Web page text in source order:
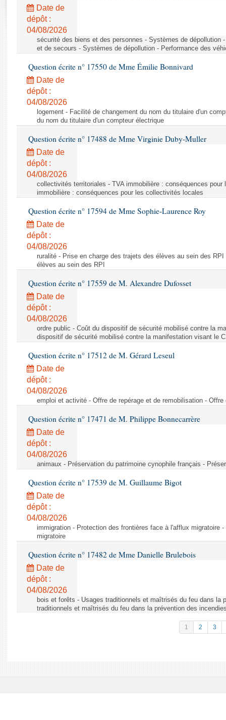
Rapports législatifs
Rapports sur l'application des lois
Baromètre de l’application des lois
Dossiers législatifs
Budget et sécurité sociale
Questions écrites et orales
Comptes rendus des débats
Date de
dépôt :
04/08/2026
sécurité des biens et des personnes - Systèmes de dépollution
et de secours - Systèmes de dépollution - Performance des
Question écrite n° 17550 de Mme Émilie Bonnivard
Date de
dépôt :
04/08/2026
logement - Facilité de changement du nom du titulaire d'un
du nom du titulaire d'un compteur électrique
Question écrite n° 17488 de Mme Virginie Duby-Muller
Date de
dépôt :
04/08/2026
collectivités territoriales - TVA immobilière : conséquences
immobilière : conséquences pour les collectivités locales
Question écrite n° 17594 de Mme Sophie-Laurence Roy
Date de
dépôt :
04/08/2026
ruralité - Prise en charge des trajets des élèves au sein des
élèves au sein des RPI
Question écrite n° 17559 de M. Alexandre Dufosset
Date de
dépôt :
04/08/2026
ordre public - Coût du dispositif de sécurité mobilisé contre la
dispositif de sécurité mobilisé contre la manifestation visant le
Question écrite n° 17512 de M. Gérard Leseul
Date de
dépôt :
04/08/2026
emploi et activité - Offre de repérage et de remobilisation -
Question écrite n° 17471 de M. Philippe Bonnecarrère
Date de
dépôt :
04/08/2026
animaux - Préservation du patrimoine cynophile français -
Question écrite n° 17539 de M. Guillaume Bigot
Date de
dépôt :
04/08/2026
immigration - Protection des frontières face à l'afflux migratoire
migratoire
Question écrite n° 17482 de Mme Danielle Brulebois
Date de
dépôt :
04/08/2026
bois et forêts - Usages traditionnels et maîtrisés du feu dans la
traditionnels et maîtrisés du feu dans la prévention des
1 2 3